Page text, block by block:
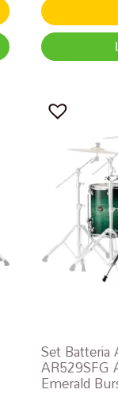
Set Batteria
AR529SFG
Emerald